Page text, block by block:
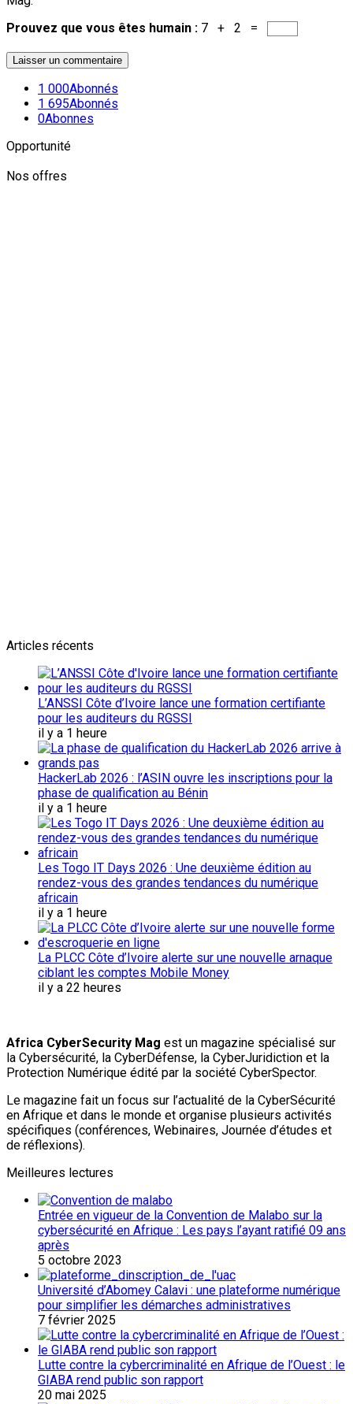
Prouvez que vous êtes humain : 7 + 2 =
1 000Abonnés
1 695Abonnés
0Abonnes
Opportunité
Nos offres
Articles récents
L’ANSSI Côte d’Ivoire lance une formation certifiante
pour les auditeurs du RGSSI
il y a 1 heure
HackerLab 2026 : l’ASIN ouvre les inscriptions pour la
phase de qualification au Bénin
il y a 1 heure
Les Togo IT Days 2026 : Une deuxième édition au
rendez-vous des grandes tendances du numérique
africain
il y a 1 heure
La PLCC Côte d’Ivoire alerte sur une nouvelle arnaque
ciblant les comptes Mobile Money
il y a 22 heures
Africa CyberSecurity Mag est un magazine spécialisé sur
la Cybersécurité, la CyberDéfense, la CyberJuridiction et la
Protection Numérique édité par la société CyberSpector.
Le magazine fait un focus sur l’actualité de la CyberSécurité
en Afrique et dans le monde et organise plusieurs activités
spécifiques (conférences, Webinaires, Journée d’études et
de réflexions).
Meilleures lectures
Entrée en vigueur de la Convention de Malabo sur la
cybersécurité en Afrique : Les pays l’ayant ratifié 09 ans
après
5 octobre 2023
Université d’Abomey Calavi : une plateforme numérique
pour simplifier les démarches administratives
7 février 2025
Lutte contre la cybercriminalité en Afrique de l’Ouest : le
GIABA rend public son rapport
20 mai 2025